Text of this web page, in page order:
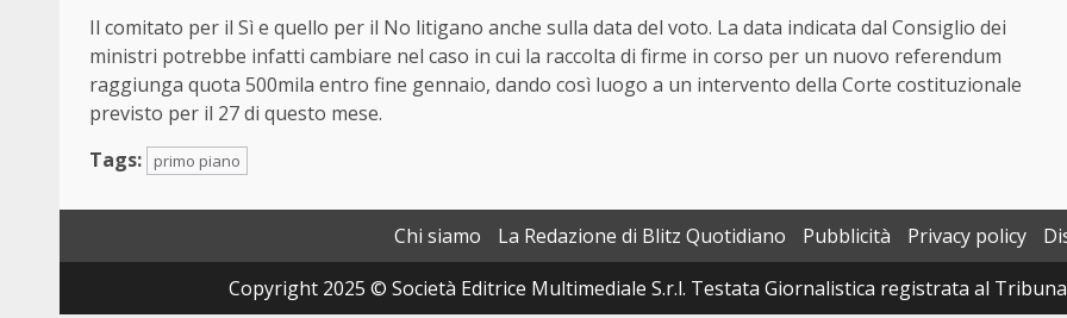
Il comitato per il Sì e quello per il No litigano anche sulla data del voto. La data indicata dal Consiglio dei
ministri potrebbe infatti cambiare nel caso in cui la raccolta di firme in corso per un nuovo referendum
raggiunga quota 500mila entro fine gennaio, dando così luogo a un intervento della Corte costituzionale
previsto per il 27 di questo mese.
Tags:
primo piano
Chi siamo La Redazione di Blitz Quotidiano Pubblicità Privacy policy
Copyright 2025 © Società Editrice Multimediale S.r.l. Testata Giornalistica registrata al